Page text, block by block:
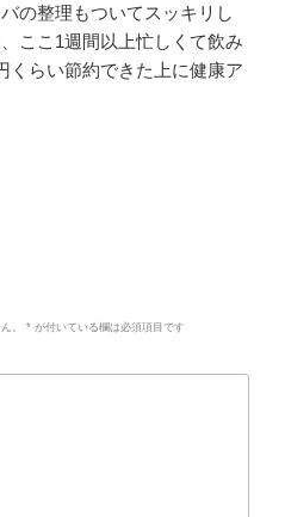
の整理もついてスッキリし
ここ1週間以上忙しくて飲み
くらい節約できた上に健康ア
。 * が付いている欄は必須項目です